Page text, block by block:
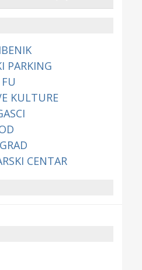
PARKING
KULTURE
CENTAR